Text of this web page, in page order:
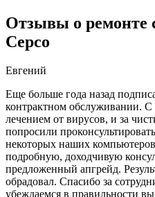
Отзывы о ремонте
Серсо
Евгений
Еще больше года назад
контрактном обслуживании. С
лечением от вирусов, и за
попросили
некоторых наших
подробную, доходчивую
предложенный апгрейд.
обрадовал. Спасибо за
убеждаемся в правильности